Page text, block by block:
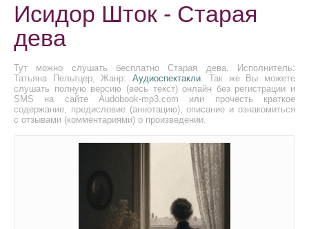
Исидор Шток - Старая
дева
Тут можно слушать бесплатно Старая дева. Исполнитель:
Татьяна Пельтцер, Жанр: Аудиоспектакли. Так же Вы можете
слушать полную версию (весь текст) онлайн без регистрации и
SMS на сайте Audobook-mp3.com или прочесть краткое
содержание, предисловие (аннотацию), описание и ознакомиться
с отзывами (комментариями) о произведении.